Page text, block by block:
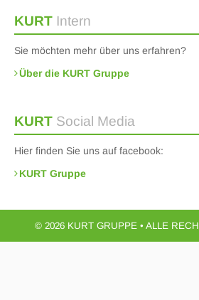
KURT Intern
Sie möchten mehr über uns erfahren?
Über die KURT Gruppe
KURT Social Media
Hier finden Sie uns auf facebook:
KURT Gruppe
© 2026 KURT GRUPPE • ALLE